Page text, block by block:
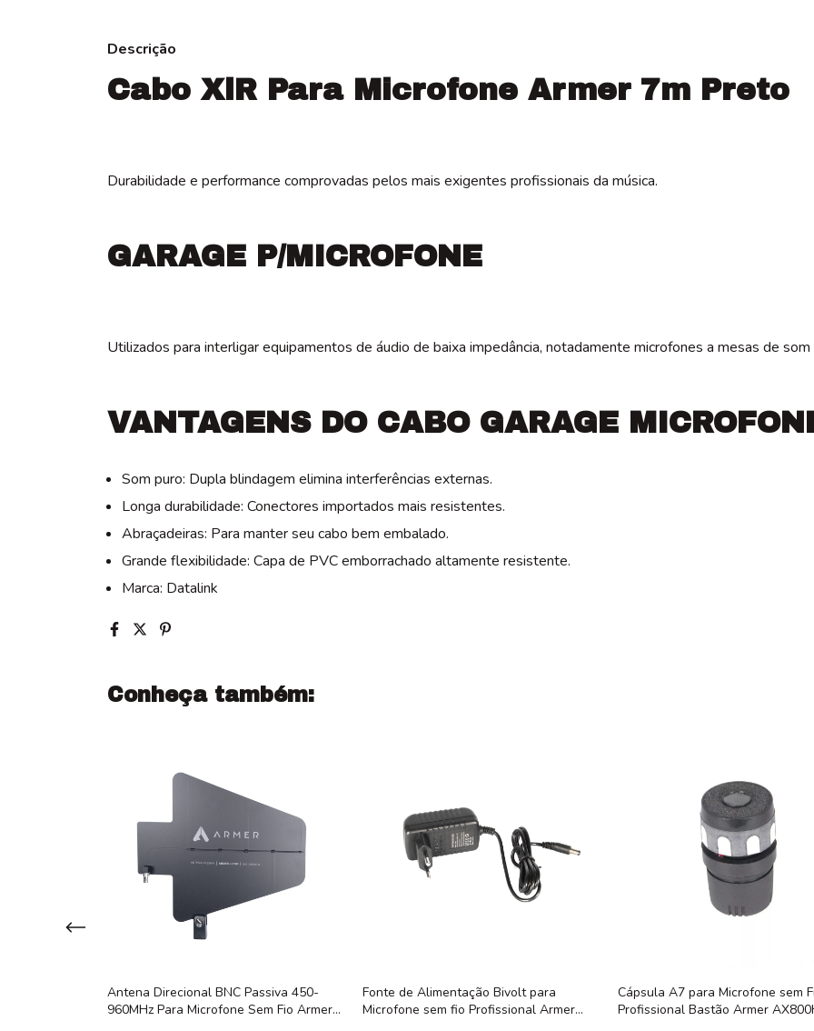
Descrição
Cabo XlR Para Microfone Armer 7m Preto
Durabilidade e performance comprovadas pelos mais exigentes profissionais da música.
GARAGE P/MICROFONE
Utilizados para interligar equipamentos de áudio de baixa impedância, notadamente microfones a mesas de
VANTAGENS DO CABO GARAGE
Som puro: Dupla blindagem elimina interferências externas.
Longa durabilidade: Conectores importados mais resistentes.
Abraçadeiras: Para manter seu cabo bem embalado.
Grande flexibilidade: Capa de PVC emborrachado altamente resistente.
Marca: Datalink
Conheça também:
Antena Direcional BNC Passiva 450-
960MHz Para Microfone Sem Fio Armer
Fonte de Alimentação Bivolt para
Microfone sem fio Profissional Armer
Cápsula A7 para Microfone sem
Profissional Bastão Armer